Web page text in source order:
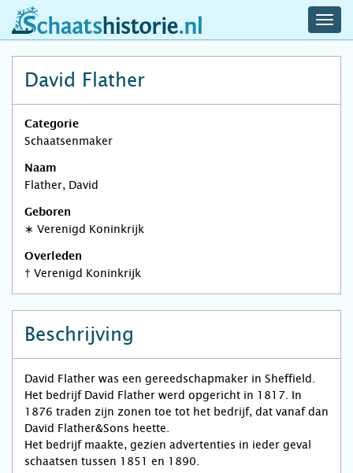
schaatshistorie.nl
David Flather
Categorie
Schaatsenmaker
Naam
Flather, David
Geboren
∗ Verenigd Koninkrijk
Overleden
† Verenigd Koninkrijk
Beschrijving
David Flather was een gereedschapmaker in Sheffield.
Het bedrijf David Flather werd opgericht in 1817. In
1876 traden zijn zonen toe tot het bedrijf, dat vanaf dan
David Flather&Sons heette.
Het bedrijf maakte, gezien advertenties in ieder geval
schaatsen tussen 1851 en 1890.